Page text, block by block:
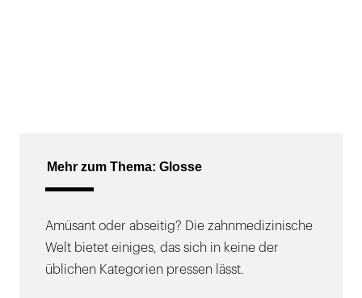
Mehr zum Thema: Glosse
Amüsant oder abseitig? Die zahnmedizinische
Welt bietet einiges, das sich in keine der
üblichen Kategorien pressen lässt.